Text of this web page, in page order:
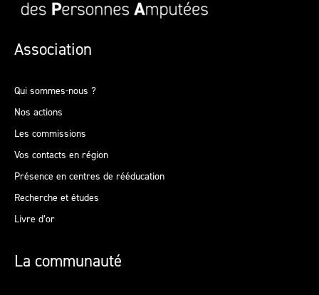
Association
Qui sommes-nous ?
Nos actions
Les commissions
Vos contacts en région
Présence en centres de rééducation
Recherche et études
Livre d’or
La communauté